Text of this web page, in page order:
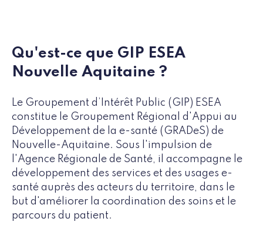
Qu'est-ce que GIP ESEA
Nouvelle Aquitaine ?
Le Groupement d’Intérêt Public (GIP) ESEA
constitue le Groupement Régional d'Appui au
Développement de la e-santé (GRADeS) de
Nouvelle-Aquitaine. Sous l'impulsion de
l'Agence Régionale de Santé, il accompagne le
développement des services et des usages e-
santé auprès des acteurs du territoire, dans le
but d'améliorer la coordination des soins et le
parcours du patient.